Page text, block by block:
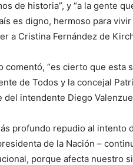
de historia”, y “a la gente
es digno, hermoso para
a Cristina Fernández de
comentó, “es cierto que esta
de Todos y la concejal
intendente Diego
profundo repudio al intento
de la Nación –
porque afecta nuestro